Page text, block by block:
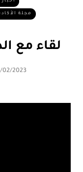
مجلة
لقاء مع
02/2023